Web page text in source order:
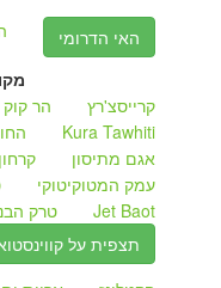
האי הדרומי
קרייסצ'רץ
הר קוק
Kura Tawhiti
אגם מתיסון
עמק המטוקיטוקי
Jet Baot
טרק
תצפית על